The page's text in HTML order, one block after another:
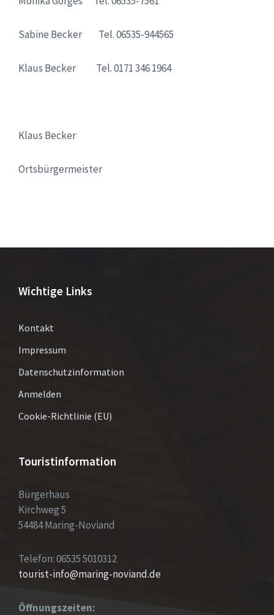
Sabine Becker Tel. 06535-944565
Klaus Becker Tel. 0171 346 1964
Klaus Becker
Ortsbürgermeister
Wichtige Links
Kontakt
Impressum
Datenschutzinformation
Anmelden
Cookie-Richtlinie (EU)
Touristinformation
Bürgerhaus
Kirchweg 5
54484 Maring-Noviand
Telefon: 06535 5010312
tourist-info@maring-noviand.de
Öffnungszeiten: